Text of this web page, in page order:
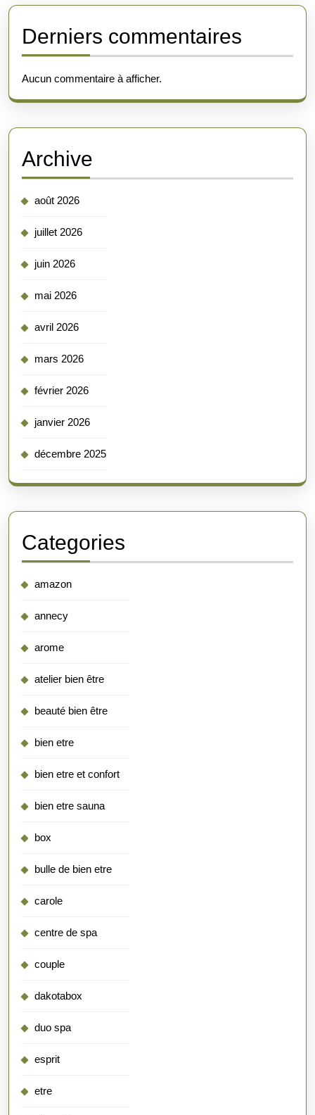
Derniers commentaires
Aucun commentaire à afficher.
Archive
août 2026
juillet 2026
juin 2026
mai 2026
avril 2026
mars 2026
février 2026
janvier 2026
décembre 2025
Categories
amazon
annecy
arome
atelier bien être
beauté bien être
bien etre
bien etre et confort
bien etre sauna
box
bulle de bien etre
carole
centre de spa
couple
dakotabox
duo spa
esprit
etre